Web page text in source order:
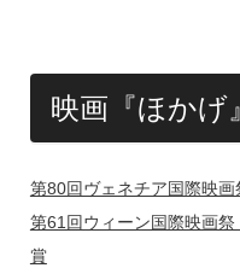
映画『ほかげ』
第80回ヴェネチア国際映画
第61回ウィーン国際映画
賞